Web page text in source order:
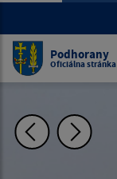
Podhorany
Oficiálna stránka